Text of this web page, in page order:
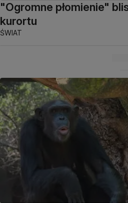
"Ogromne płomienie"
kurortu
ŚWIAT